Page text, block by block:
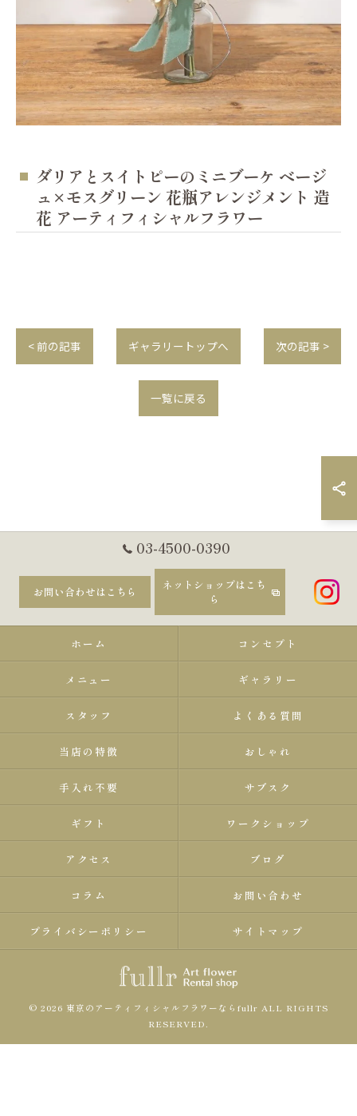
ダリアとスイトピーのミニブーケ ベージ
ュ×モスグリーン 花瓶アレンジメント 造
花 アーティフィシャルフラワー
< 前の記事 ギャラリートップへ 次の記事 >
一覧に戻る
03-4500-0390
お問い合わせはこちら
ネットショップはこち
ら
ホーム コンセプト
メニュー ギャラリー
スタッフ よくある質問
当店の特徴 おしゃれ
手入れ不要 サブスク
ギフト ワークショップ
アクセス ブログ
コラム お問い合わせ
プライバシーポリシー サイトマップ
© 2026 東京のアーティフィシャルフラワーならfullr ALL RIGHTS
RESERVED.